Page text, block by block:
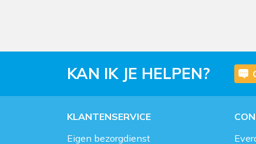
KAN IK JE HELPEN?
KLANTENSERVICE
Eigen bezorgdienst